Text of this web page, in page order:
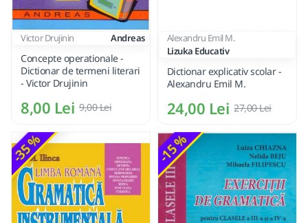
Victor Drujinin Andreas
Concepte operationale -
Dictionar de termeni literari
- Victor Drujinin
8,00 Lei 9,00 Lei
Alexandru Emil M.
Lizuka Educativ
Dictionar explicativ scolar -
Alexandru Emil M.
24,00 Lei 27,00 Lei
-35 % -15 %